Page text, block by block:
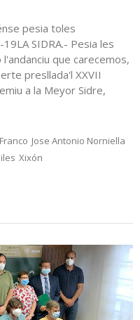
pesia toles
SIDRA.- Pesia les
que carecemos,
presllada'l XXVII
a la Meyor Sidre,
Jose Antonio Norniella
Xixón